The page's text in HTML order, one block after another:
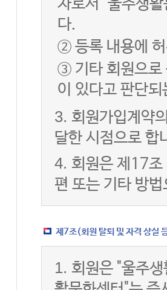
자로서 "울주생
다.
② 등록 내용에
③ 기타 회원으로
이 있다고 판단되
3. 회원가입계약
달한 시점으로 합
4. 회원은 제17조
편 또는 기타 방
제7조(회원 탈퇴 및 자격 상실
1. 회원은 "울주